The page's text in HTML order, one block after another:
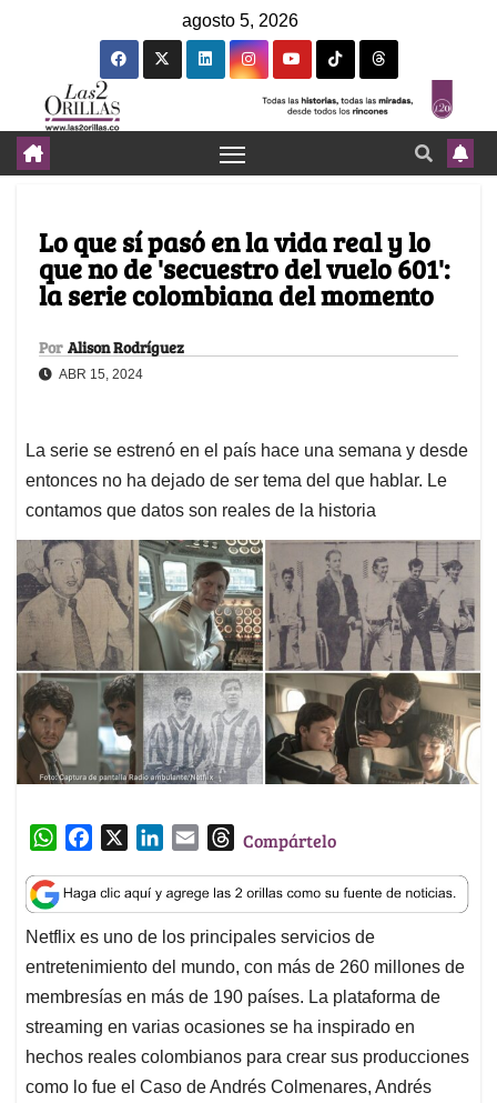
agosto 5, 2026
Lo que sí pasó en la vida real y lo
que no de 'secuestro del vuelo 601':
la serie colombiana del momento
Por Alison Rodríguez
ABR 15, 2024
La serie se estrenó en el país hace una semana y desde
entonces no ha dejado de ser tema del que hablar. Le
contamos que datos son reales de la historia
W
a
t
s
A
p
p
c
e
b
o
o
k
n
k
e
d
I
n
a
i
l
T
r
e
a
d
s
Compártelo
Netflix es uno de los principales servicios de
entretenimiento del mundo, con más de 260 millones de
membresías en más de 190 países. La plataforma de
streaming en varias ocasiones se ha inspirado en
hechos reales colombianos para crear sus producciones
como lo fue el Caso de Andrés Colmenares, Andrés